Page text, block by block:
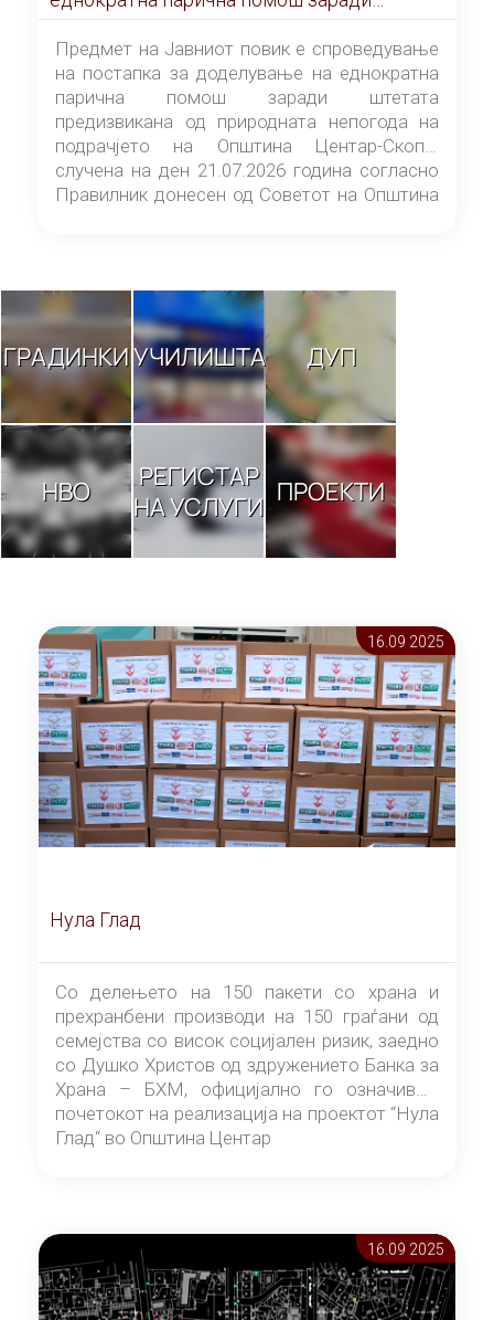
штетата предизвикана од природната
непогода на подрачјето на Општина
Центар-Скопје случена на ден 21.07.2026
година
Предмет на Јавниот повик е спроведување
на постапка за доделување на еднократна
парична помош заради штетата
предизвикана од природната непогода на
подрачјето на Општина Центар-Скопје
случена на ден 21.07.2026 година согласно
Правилник донесен од Советот на Општина
ГРАДИНКИУЧИЛИШТА ДУП
НВО
РЕГИСТАР
НА УСЛУГИ ПРОЕКТИ
16.09 2025
Нула Глад
Со делењето на 150 пакети со храна и
прехранбени производи на 150 граѓани од
семејства со висок социјален ризик, заедно
со Душко Христов од здружението Банка за
Храна – БХМ, официјално го означивме
почетокот на реализација на проектот “Нула
Глад“ во Општина Центар
16.09 2025